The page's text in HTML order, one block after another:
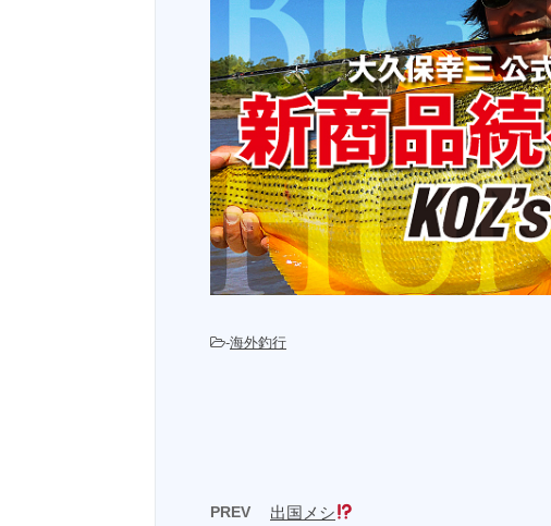
-海外釣行
PREV 出国メシ